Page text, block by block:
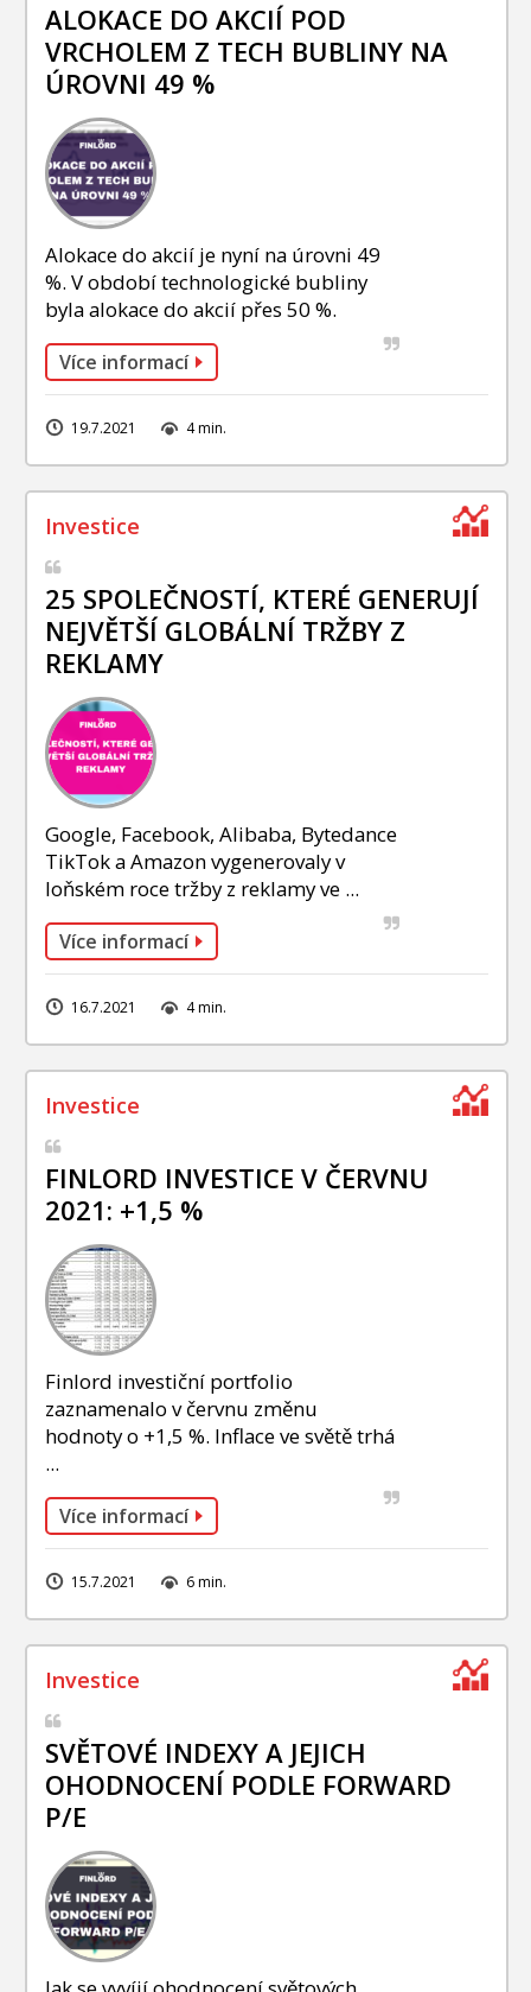
ALOKACE DO AKCIÍ POD
VRCHOLEM Z TECH BUBLINY NA
ÚROVNI 49 %
Alokace do akcií je nyní na úrovni 49
%. V období technologické bubliny
byla alokace do akcií přes 50 %.
Více informací
19.7.2021 4 min.
25 SPOLEČNOSTÍ, KTERÉ GENERUJÍ
NEJVĚTŠÍ GLOBÁLNÍ TRŽBY Z
REKLAMY
Google, Facebook, Alibaba, Bytedance
TikTok a Amazon vygenerovaly v
loňském roce tržby z reklamy ve ...
Více informací
16.7.2021 4 min.
FINLORD INVESTICE V ČERVNU
2021: +1,5 %
Finlord investiční portfolio
zaznamenalo v červnu změnu
hodnoty o +1,5 %. Inflace ve světě trhá
...
Více informací
15.7.2021 6 min.
SVĚTOVÉ INDEXY A JEJICH
OHODNOCENÍ PODLE FORWARD
P/E